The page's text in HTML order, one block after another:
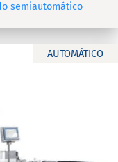
semiautomático
AUTOMÁTICO